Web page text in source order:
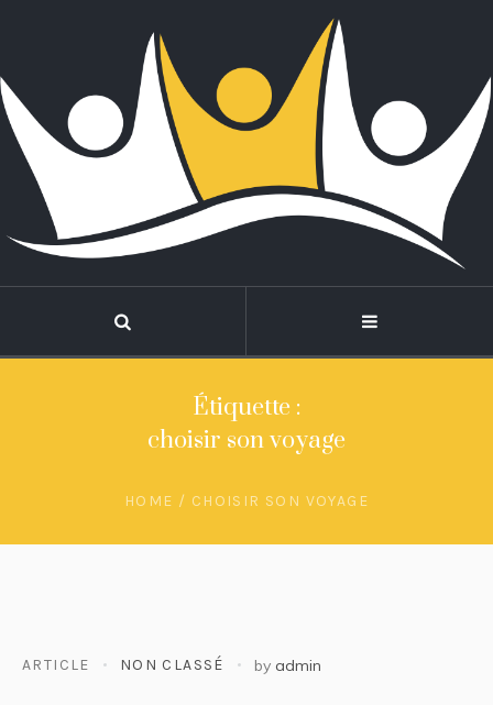
Étiquette :
choisir son voyage
HOME / CHOISIR SON VOYAGE
ARTICLE NON CLASSÉ by admin